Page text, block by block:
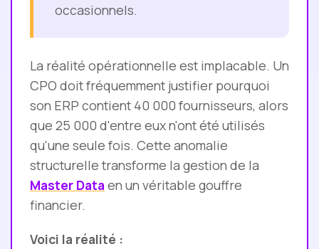
occasionnels.
La réalité opérationnelle est implacable. Un
CPO doit fréquemment justifier pourquoi
son ERP contient 40 000 fournisseurs, alors
que 25 000 d'entre eux n'ont été utilisés
qu'une seule fois. Cette anomalie
structurelle transforme la gestion de la
Master Data en un véritable gouffre
financier.
Voici la réalité :